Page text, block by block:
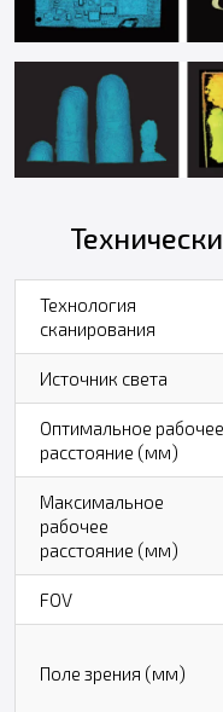
Технология
сканирования
Источник света
Оптимальное рабочее
расстояние (мм)
Максимальное
рабочее
расстояние (мм)
FOV
Поле зрения (мм)